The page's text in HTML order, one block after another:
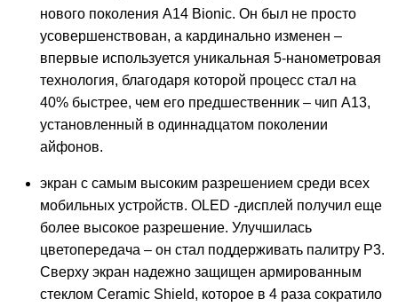
нового поколения A14 Bionic. Он был не просто
усовершенствован, а кардинально изменен –
впервые используется уникальная 5-нанометровая
технология, благодаря которой процесс стал на
40% быстрее, чем его предшественник – чип А13,
установленный в одиннадцатом поколении
айфонов.
экран с самым высоким разрешением среди всех
мобильных устройств. OLED -дисплей получил еще
более высокое разрешение. Улучшилась
цветопередача – он стал поддерживать палитру Р3.
Сверху экран надежно защищен армированным
стеклом Ceramic Shield, которое в 4 раза сократило